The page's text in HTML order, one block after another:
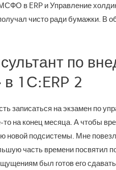
в ERP и Управление
чисто ради бумажки. В
по
1С:ERP 2
записаться на экзамен по
на конец месяца. А чтобы
новой подсистемы. Мне
часть времени посвятил
был готов его